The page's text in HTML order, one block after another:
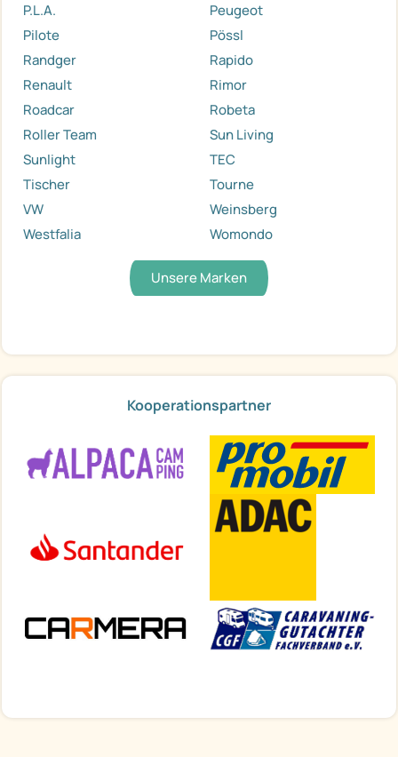
P.L.A.
Peugeot
Pilote
Pössl
Randger
Rapido
Renault
Rimor
Roadcar
Robeta
Roller Team
Sun Living
Sunlight
TEC
Tischer
Tourne
VW
Weinsberg
Westfalia
Womondo
Unsere Marken
Kooperationspartner